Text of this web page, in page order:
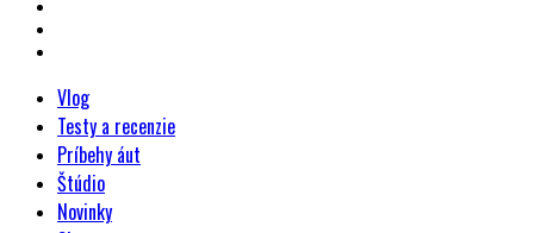
Vlog
Testy a recenzie
Príbehy áut
Štúdio
Novinky